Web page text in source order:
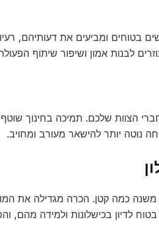
בטוחים ומביעים את דעותיהם,
לבנות אמון ושיפור שיתוף
הצוות שלכם. תמיכה בחינוך שוטף,
נוטה יותר להישאר מעורב ומחויב.
לא משנה כמה קטן. הכרה מגדילה את
לדיון בכישלונות ולמידה מהם,